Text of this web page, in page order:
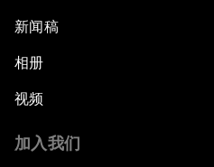
新闻稿
相册
视频
加入我们